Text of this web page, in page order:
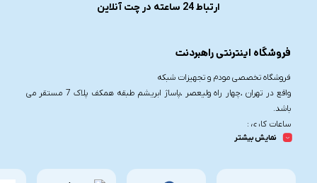
ارتباط 24 ساعته در چت آنلاین
فروشگاه اینترنتی راهبردنت
فروشگاه تخصصی مودم و تجهیزات شبکه
واقع در تهران ،چهار راه ولیعصر ،پاساژ ابریشم طبقه همکف پلاک 7 مستقر می
باشد.
ساعات کاری :
شنبه تا چهارشنبه از ساعت 9.30 تا 20
تلفن تماس :
نمایش بیشتر